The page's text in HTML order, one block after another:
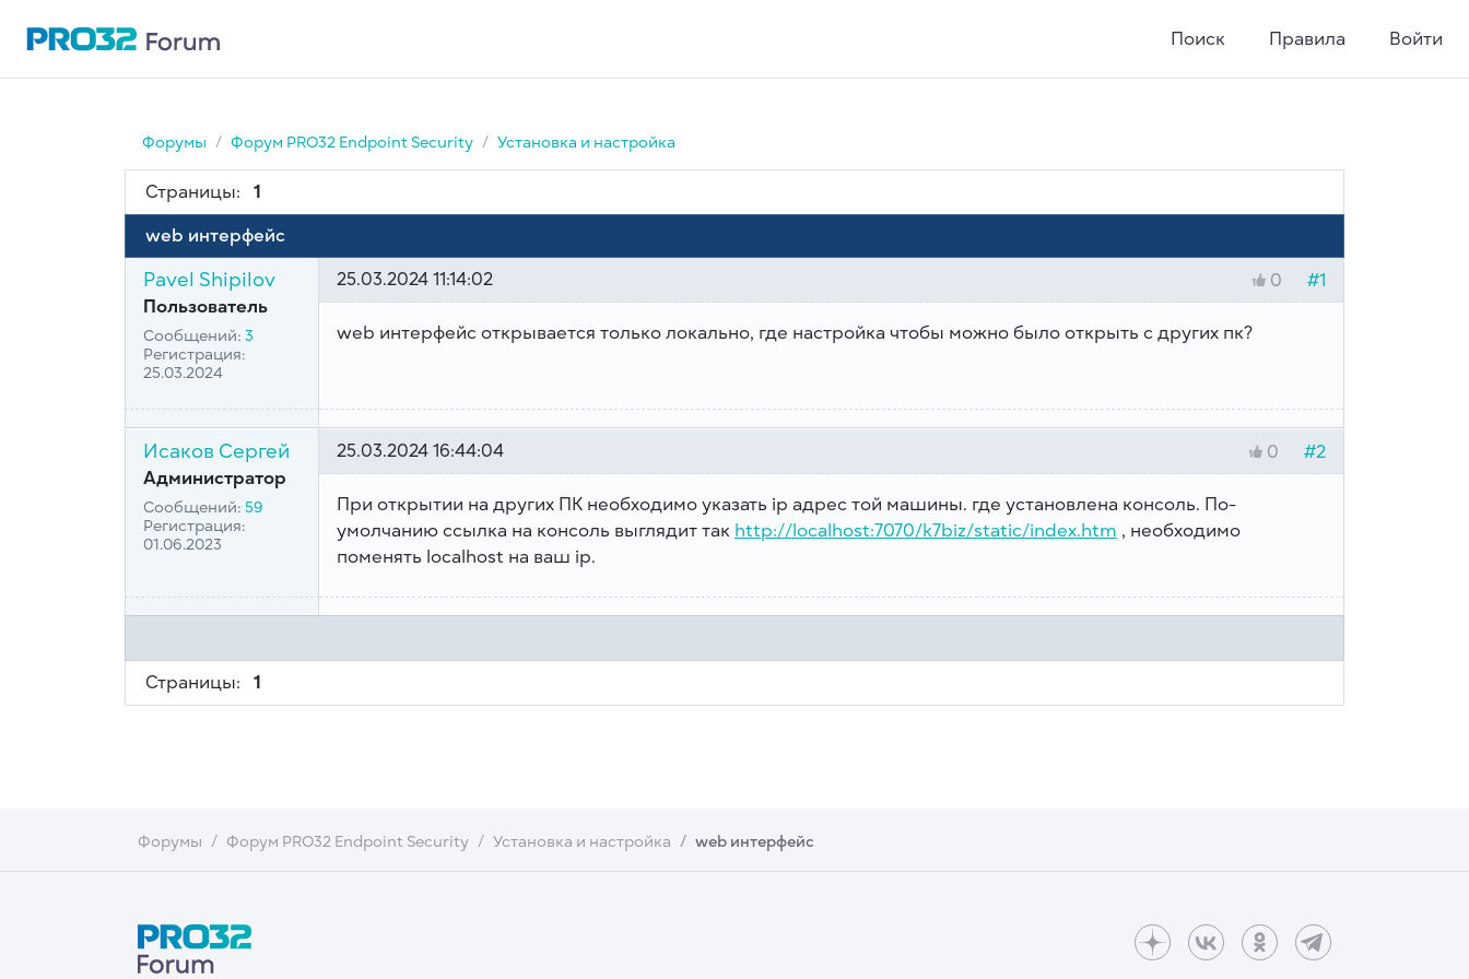
Поиск Правила Войти
Форумы Форум PRO32 Endpoint Security Установка и настройка
Страницы: 1
web интерфейс
Pavel Shipilov
Пользователь
Сообщений: 3
Регистрация:
25.03.2024
#1
0
25.03.2024 11:14:02
web интерфейс открывается только локально, где настройка чтобы можно было открыть с других пк?
Исаков Сергей
Администратор
Сообщений: 59
Регистрация:
01.06.2023
#2
0
25.03.2024 16:44:04
При открытии на других ПК необходимо указать ip адрес той машины. где установлена консоль. По-
умолчанию ссылка на консоль выглядит так http://localhost:7070/k7biz/static/index.htm , необходимо
поменять localhost на ваш ip.
Страницы: 1
Форумы Форум PRO32 Endpoint Security Установка и настройка web интерфейс